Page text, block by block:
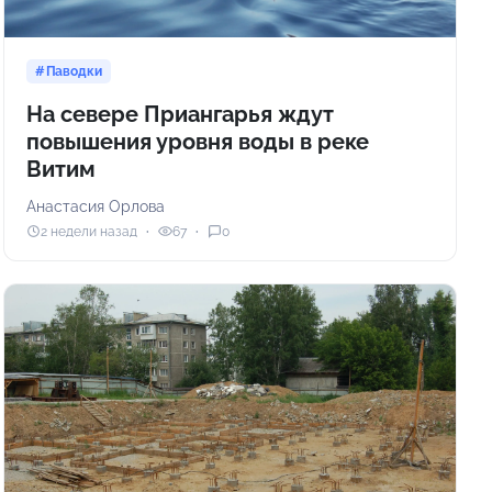
Паводки
На севере Приангарья ждут
повышения уровня воды в реке
Витим
Анастасия Орлова
2 недели назад 67 0